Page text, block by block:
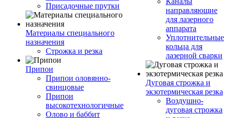
Присадочные прутки
Материалы специального
назначения
Строжка и резка
Припои
Припои оловянно-
свинцовые
Припои
высокотехнологичные
Олово и баббит
направляющие
для лазерного
аппарата
Уплотнительные
кольца для
лазерной сварки
Дуговая строжка и
экзотермическая резка
Воздушно-
дуговая строжка